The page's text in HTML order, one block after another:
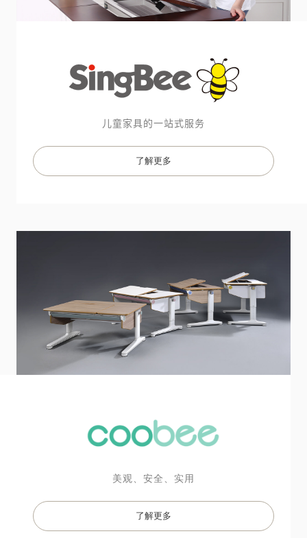
儿童家具的一站式服务
了解更多
美观、安全、实用
了解更多